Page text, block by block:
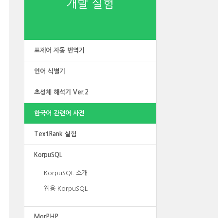
개발 실험
표제어 자동 번역기
언어 식별기
초성체 해석기 Ver.2
한국어 관련어 사전
TextRank 실험
KorpuSQL
KorpuSQL 소개
웹용 KorpuSQL
MorPHP